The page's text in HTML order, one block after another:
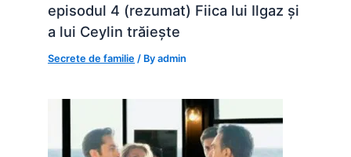
episodul 4 (rezumat) Fiica lui Ilgaz și
a lui Ceylin trăiește
Secrete de familie / Byadmin